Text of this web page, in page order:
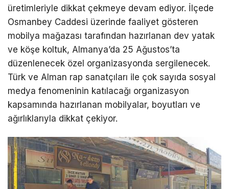
üretimleriyle dikkat çekmeye devam ediyor. İlçede
Osmanbey Caddesi üzerinde faaliyet gösteren
mobilya mağazası tarafından hazırlanan dev yatak
ve köşe koltuk, Almanya’da 25 Ağustos’ta
düzenlenecek özel organizasyonda sergilenecek.
Türk ve Alman rap sanatçıları ile çok sayıda sosyal
medya fenomeninin katılacağı organizasyon
kapsamında hazırlanan mobilyalar, boyutları ve
ağırlıklarıyla dikkat çekiyor.